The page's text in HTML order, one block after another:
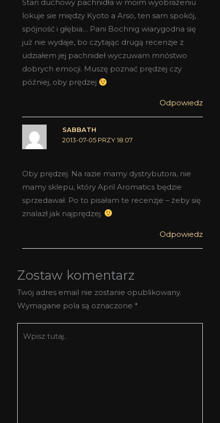
Stan duchowy pachnidła w moim wyobrażeniu
lokuje sie między Kyoto a Arso, ten sam spokój,
spójność i głębia… Pani Bochnig wiarygodna się
już nie wydaje, bo czytając drugą recenzje z
udziałem jej pachnideł wyczuwam mnóstwo
dobrych emocji. Muszę poznać prędzej czy
później, oby prędzej
Odpowiedz
SABBATH
2013-07-05 PRZY 18:07
Oby prędzej. Na razie mamy dystrybutora, nie
mamy sklepu, który April Aromatics będzie
sprzedawał. Po to pisałam te recenzje – żeby się
znalazł jak najprędzej.
Odpowiedz
Zostaw komentarz
Twój adres email nie zostanie opublikowany.
Wymagane pola są oznaczone *
tutaj..